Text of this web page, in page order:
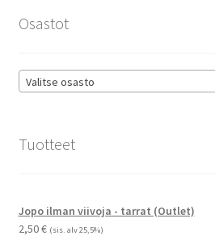
Osastot
Valitse osasto
Tuotteet
Jopo ilman viivoja - tarrat (Outlet)
2,50€ (sis. alv 25,5%)